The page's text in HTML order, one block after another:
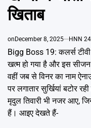
खिताब
onDecember 8, 2025 HNN
Bigg Boss 19: कलर्स टीवी
खत्म हो गया है और इस सीजन
वहीं जब से विनर का नाम
पर लगातार सुर्खियां बटोर
मृदुल तिवारी भी नजर आए,
हैं। आइए देखते हैं-